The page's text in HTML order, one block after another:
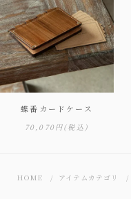
蝶番カードケース
70,070円(税込)
HOME アイテムカテゴリ